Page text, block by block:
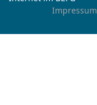
Impressum